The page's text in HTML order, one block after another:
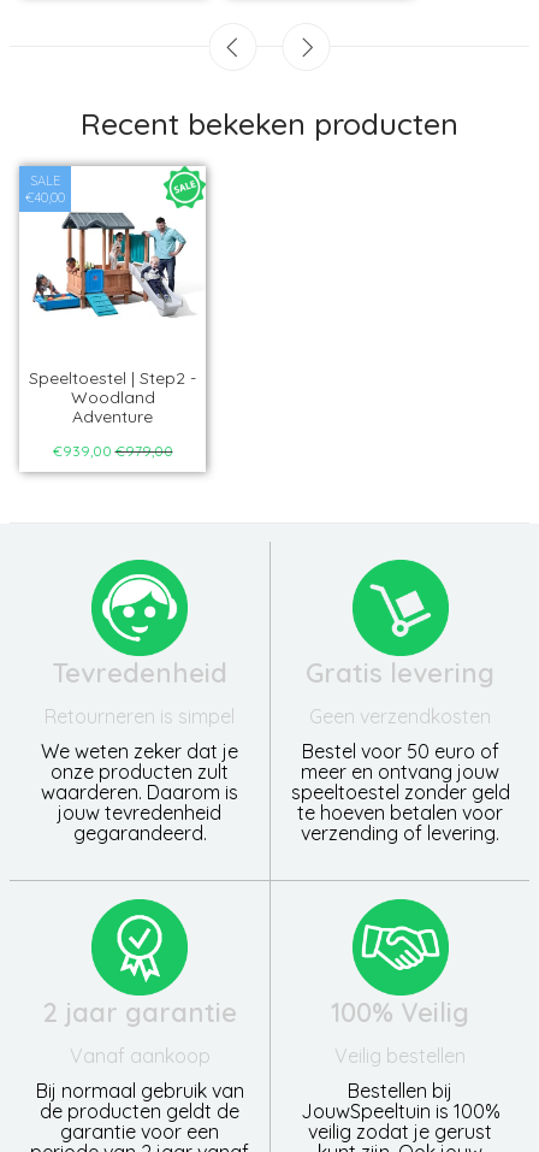
Recent bekeken producten
SALE
€40,00
Speeltoestel | Step2 -
Woodland
Adventure
€939,00 €979,00
Tevredenheid
Retourneren is simpel
We weten zeker dat je
onze producten zult
waarderen. Daarom is
jouw tevredenheid
gegarandeerd.
Gratis levering
Geen verzendkosten
Bestel voor 50 euro of
meer en ontvang jouw
speeltoestel zonder geld
te hoeven betalen voor
verzending of levering.
2 jaar garantie
Vanaf aankoop
Bij normaal gebruik van
de producten geldt de
garantie voor een
100% Veilig
Veilig bestellen
Bestellen bij
JouwSpeeltuin is 100%
veilig zodat je gerust